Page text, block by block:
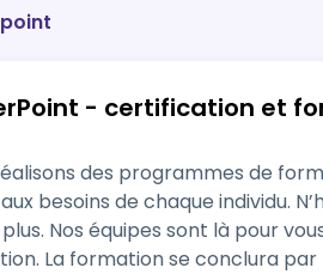
- certification et
des programmes de
de chaque individu. N’hésitez pas, contactez-nous pour en
Nos équipes sont là pour
de la certification TOSA.